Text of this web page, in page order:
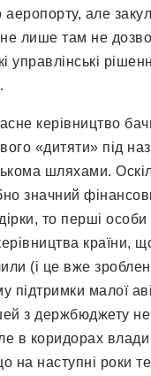
аеропорту, але
не лише там не
управлінські
керівництво
«дитяти» під
шляхами.
значний
то перші
країни,
(і це вже
підтримки малої
з держбюджету не
в коридорах влади
на наступні роки